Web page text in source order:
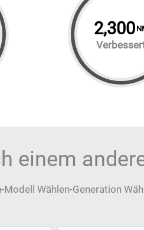
2,300
einem
Modell Wählen-Generation